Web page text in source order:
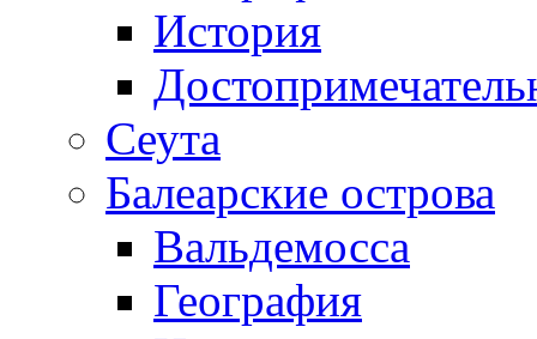
История
Сеута
Балеарские острова
Вальдемосса
География